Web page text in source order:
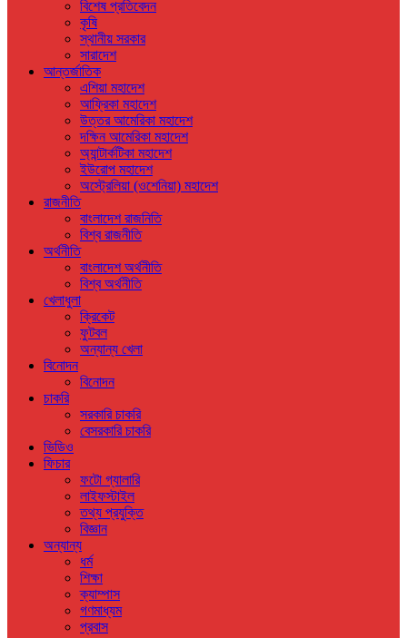
বিশেষ প্রতিবেদন
কৃষি
স্থানীয় সরকার
সারাদেশ
আন্তর্জাতিক
এশিয়া মহাদেশ
আফ্রিকা মহাদেশ
উত্তর আমেরিকা মহাদেশ
দক্ষিন আমেরিকা মহাদেশ
অ্যান্টার্কটিকা মহাদেশ
ইউরোপ মহাদেশ
অস্ট্রেলিয়া (ওশেনিয়া) মহাদেশ
রাজনীতি
বাংলাদেশ রাজনিতি
বিশ্ব রাজনীতি
অর্থনীতি
বাংলাদেশ অর্থনীতি
বিশ্ব অর্থনীতি
খেলাধুলা
ক্রিকেট
ফুটবল
অন্যান্য খেলা
বিনোদন
বিনোদন
চাকরি
সরকারি চাকরি
বেসরকারি চাকরি
ভিডিও
ফিচার
ফটো গ্যালারি
লাইফস্টাইল
তথ্য প্রযুক্তি
বিজ্ঞান
অন্যান্য
ধর্ম
শিক্ষা
ক্যাম্পাস
গণমাধ্যম
প্রবাস